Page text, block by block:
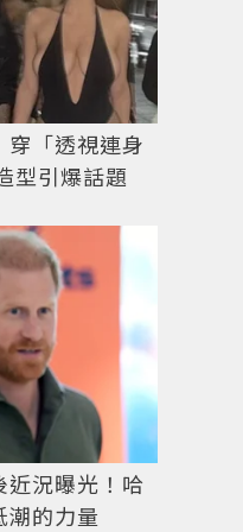
穿「透視連身
型引爆話題
近況曝光！哈
潮的力量